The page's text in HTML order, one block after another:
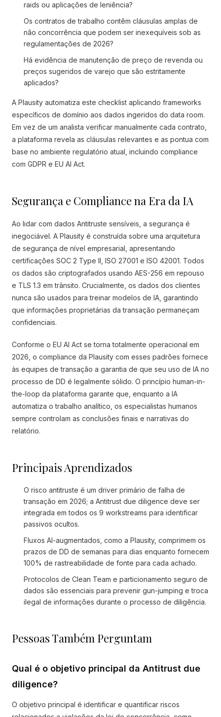
raids ou aplicações de leniência?
Os contratos de trabalho contêm cláusulas amplas de
não concorrência que podem ser inexequíveis sob as
regulamentações de 2026?
Há evidência de manutenção de preço de revenda ou
preços sugeridos de varejo que são estritamente
aplicados?
A Plausity automatiza este checklist aplicando frameworks
específicos de domínio aos dados ingeridos do data room.
Em vez de um analista verificar manualmente cada contrato,
a plataforma revela as cláusulas relevantes e as pontua com
base no ambiente regulatório atual, incluindo compliance
com GDPR e EU AI Act.
Segurança e Compliance na Era da IA
Ao lidar com dados Antitruste sensíveis, a segurança é
inegociável. A Plausity é construída sobre uma arquitetura
de segurança de nível empresarial, apresentando
certificações SOC 2 Type II, ISO 27001 e ISO 42001. Todos
os dados são criptografados usando AES-256 em repouso
e TLS 1.3 em trânsito. Crucialmente, os dados dos clientes
nunca são usados para treinar modelos de IA, garantindo
que informações proprietárias da transação permaneçam
confidenciais.
Conforme o EU AI Act se torna totalmente operacional em
2026, o compliance da Plausity com esses padrões fornece
às equipes de transação a garantia de que seu uso de IA no
processo de DD é legalmente sólido. O princípio human-in-
the-loop da plataforma garante que, enquanto a IA
automatiza o trabalho analítico, os especialistas humanos
sempre controlam as conclusões finais e narrativas do
relatório.
Principais Aprendizados
O risco antitruste é um driver primário de falha de
transação em 2026; a Antitrust due diligence deve ser
integrada em todos os 9 workstreams para identificar
passivos ocultos.
Fluxos AI-augmentados, como a Plausity, comprimem os
prazos de DD de semanas para dias enquanto fornecem
100% de rastreabilidade de fonte para cada achado.
Protocolos de Clean Team e particionamento seguro de
dados são essenciais para prevenir gun-jumping e troca
ilegal de informações durante o processo de diligência.
Pessoas Também Perguntam
Qual é o objetivo principal da Antitrust due
diligence?
O objetivo principal é identificar e quantificar riscos